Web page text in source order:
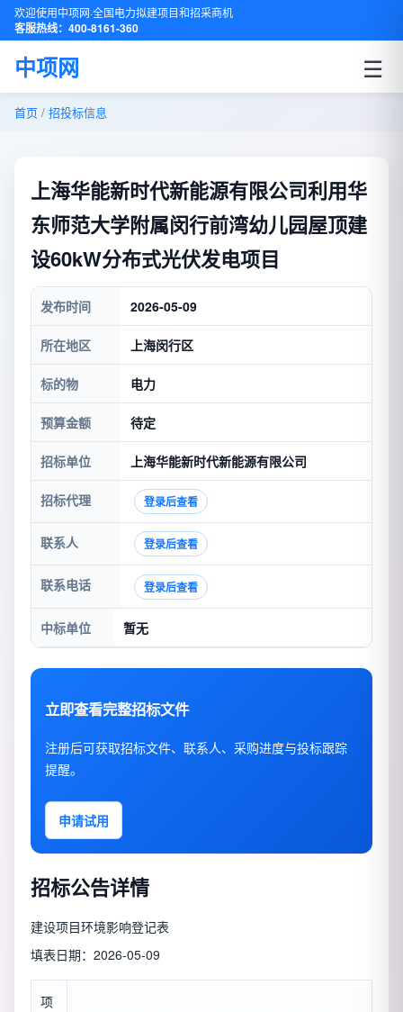
欢迎使用中项网·全国电力拟建项目和招采商机
客服热线：400-8161-360
中项网 ☰
首页 / 招投标信息
上海华能新时代新能源有限公司利用华
东师范大学附属闵行前湾幼儿园屋顶建
设60kW分布式光伏发电项目
发布时间 2026-05-09
所在地区 上海闵行区
标的物 电力
预算金额 待定
招标单位 上海华能新时代新能源有限公司
招标代理 登录后查看
联系人 登录后查看
联系电话 登录后查看
中标单位 暂无
立即查看完整招标文件
注册后可获取招标文件、联系人、采购进度与投标跟踪
提醒。
申请试用
招标公告详情
建设项目环境影响登记表
填表日期：2026-05-09
项